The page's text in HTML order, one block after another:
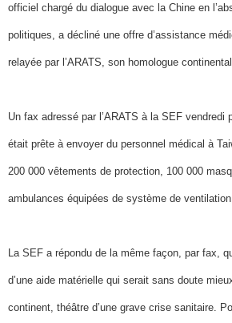
officiel chargé du dialogue avec la Chine en
politiques, a décliné une offre d’assistance
relayée par l’ARATS, son homologue
Un fax adressé par l’ARATS à la SEF vendredi
était prête à envoyer du personnel médical à
200 000 vêtements de protection, 100 000
ambulances équipées de système de
La SEF a répondu de la même façon, par fax,
d’une aide matérielle qui serait sans doute
continent, théâtre d’une grave crise sanitaire.